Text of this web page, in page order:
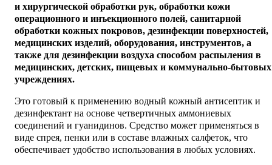
и хирургической обработки рук, обработки кожи
операционного и инъекционного полей, санитарной
обработки кожных покровов, дезинфекции поверхностей,
медицинских изделий, оборудования, инструментов, а
также для дезинфекции воздуха способом распыления в
медицинских, детских, пищевых и коммунально-бытовых
учреждениях.
Это готовый к применению водный кожный антисептик и
дезинфектант на основе четвертичных аммониевых
соединений и гуанидинов. Средство может применяться в
виде спрея, пенки или в составе влажных салфеток, что
обеспечивает удобство использования в любых условиях.